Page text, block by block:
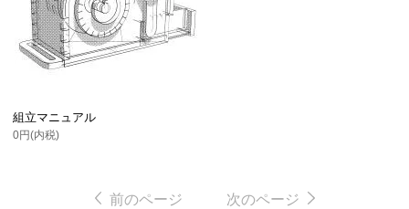
組立マニュアル
0円(内税)
前のページ 次のページ